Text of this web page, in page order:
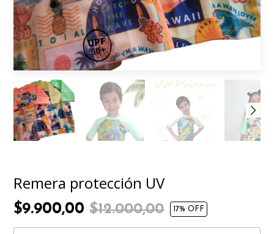
Remera protección UV
$9.900,00$12.000,00 17% OFF